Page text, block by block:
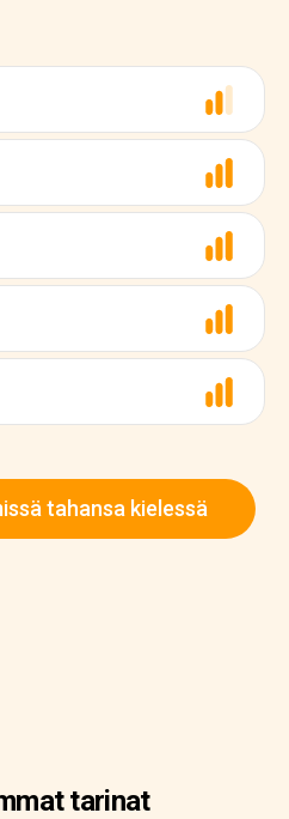
tahansa kielessä
tarinat